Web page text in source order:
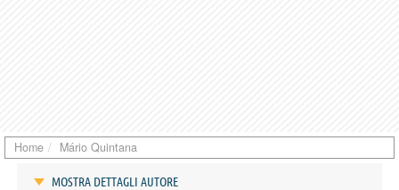
Home Mário Quintana
MOSTRA DETTAGLI AUTORE